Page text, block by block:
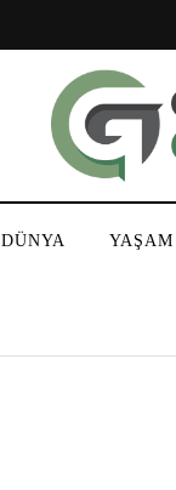
DÜNYA YAŞAM